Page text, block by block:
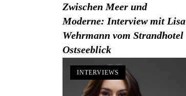
Zwischen Meer und
Moderne: Interview mit Lisa
Wehrmann vom Strandhotel
Ostseeblick
INTERVIEWS